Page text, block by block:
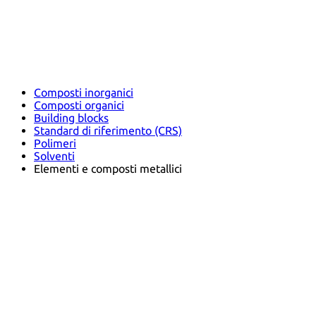
Composti inorganici
Composti organici
Building blocks
Standard di riferimento (CRS)
Polimeri
Solventi
Elementi e composti metallici